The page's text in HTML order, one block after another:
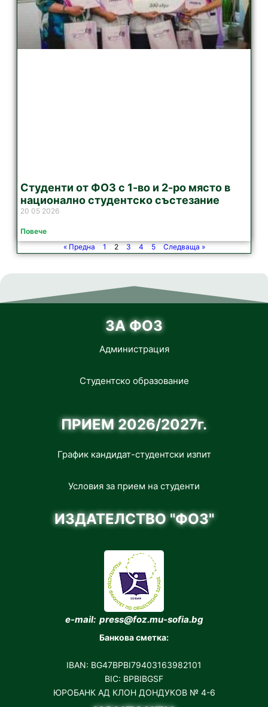
Студенти от ФОЗ с 1-во и 2-ро място в
национално студентско състезание
20 05 2026
Повече
« Предна
1 2 3 4 5 Следваща »
ЗА ФОЗ
Администрация
Студентско образование
ПРИЕМ 2026/2027г.
График кандидат-студентски изпит
Условия за прием на студенти
ИЗДАТЕЛСТВО "ФОЗ"
e-mail: press@foz.mu-sofia.bg
Банкова сметка:
IBAN: BG47BPBI79403163982101
BIC: BPBIBGSF
ЮРОБАНК АД КЛОН ДОНДУКОВ № 4-6